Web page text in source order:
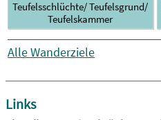
Teufelsschlüchte/ Teufelsgrund/
Teufelskammer
Alle Wanderziele
Links